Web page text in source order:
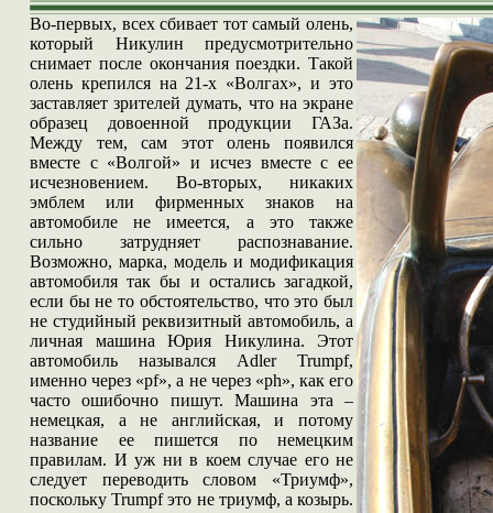
Во-первых, всех сбивает тот самый олень,
который Никулин предусмотрительно
снимает после окончания поездки. Такой
олень крепился на 21-х «Волгах», и это
заставляет зрителей думать, что на экране
образец довоенной продукции ГАЗа.
Между тем, сам этот олень появился
вместе с «Волгой» и исчез вместе с ее
исчезновением. Во-вторых, никаких
эмблем или фирменных знаков на
автомобиле не имеется, а это также
сильно затрудняет распознавание.
Возможно, марка, модель и модификация
автомобиля так бы и остались загадкой,
если бы не то обстоятельство, что это был
не студийный реквизитный автомобиль, а
личная машина Юрия Никулина. Этот
автомобиль назывался Adler Trumpf,
именно через «pf», а не через «ph», как его
часто ошибочно пишут. Машина эта –
немецкая, а не английская, и потому
название ее пишется по немецким
правилам. И уж ни в коем случае его не
следует переводить словом «Триумф»,
поскольку Trumpf это не триумф, а козырь.